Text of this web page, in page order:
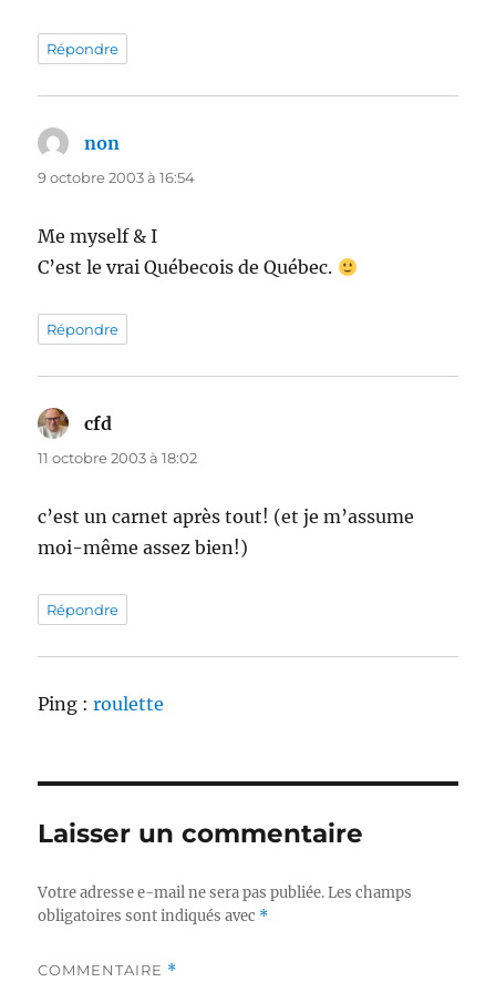
Répondre
non
9 octobre 2003 à 16:54
Me myself & I
C’est le vrai Québecois de Québec.
Répondre
cfd
11 octobre 2003 à 18:02
c’est un carnet après tout! (et je m’assume
moi-même assez bien!)
Répondre
Ping :roulette
Laisser un commentaire
Votre adresse e-mail ne sera pas publiée. Les champs
obligatoires sont indiqués avec *
COMMENTAIRE *